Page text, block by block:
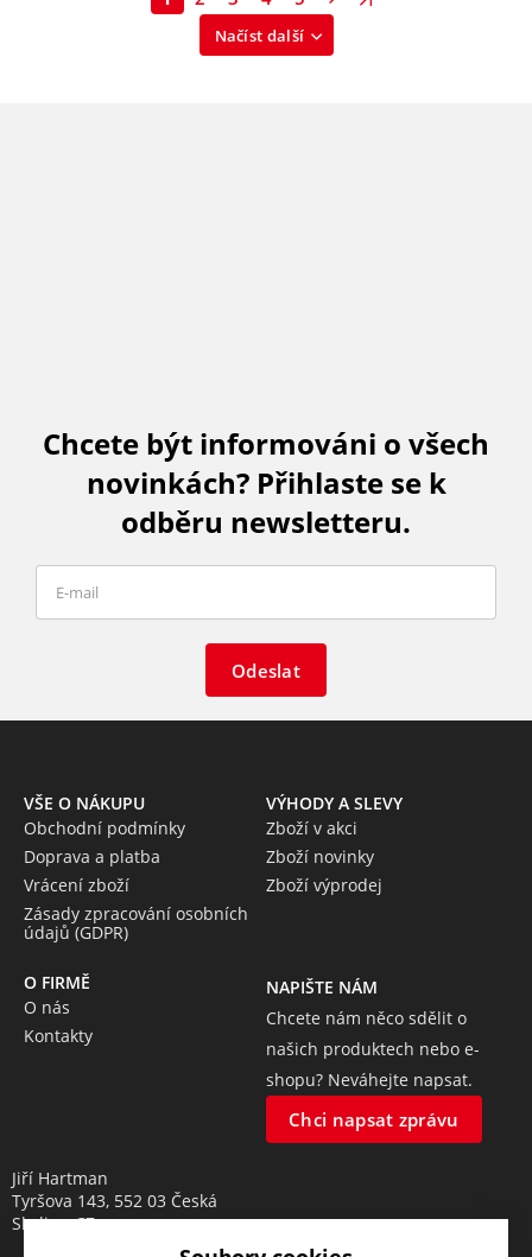
Načíst další
Chcete být informováni o všech
novinkách? Přihlaste se k
odběru newsletteru.
Odeslat
VŠE O NÁKUPU
Obchodní podmínky
Doprava a platba
Vrácení zboží
Zásady zpracování osobních
údajů (GDPR)
VÝHODY A SLEVY
Zboží v akci
Zboží novinky
Zboží výprodej
O FIRMĚ
O nás
Kontakty
NAPIŠTE NÁM
Chcete nám něco sdělit o
našich produktech nebo e-
shopu? Neváhejte napsat.
Chci napsat zprávu
Jiří Hartman
Tyršova 143, 552 03 Česká
Skalice, CZ